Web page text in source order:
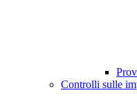
Controlli sulle